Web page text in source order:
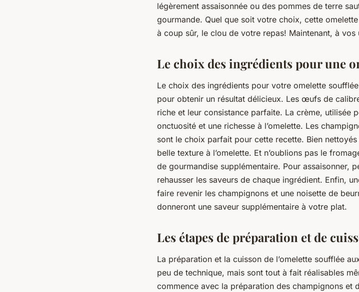
légèrement assaisonnée ou des pommes de terre
gourmande. Quel que soit votre choix, cette
à coup sûr, le clou de votre repas! Maintenant, à vos
Le choix des ingrédients pour une
Le choix des ingrédients pour votre omelette
pour obtenir un résultat délicieux. Les œufs de
riche et leur consistance parfaite. La crème, utilisée
onctuosité et une richesse à l’omelette. Les
sont le choix parfait pour cette recette. Bien
belle texture à l’omelette. Et n’oublions pas le
de gourmandise supplémentaire. Pour assaisonner,
rehausser les saveurs de chaque ingrédient. Enfin,
faire revenir les champignons et une noisette de
donneront une saveur supplémentaire à votre plat.
Les étapes de préparation et de
La préparation et la cuisson de l’omelette soufflée
peu de technique, mais sont tout à fait réalisables
commence avec la préparation des champignons